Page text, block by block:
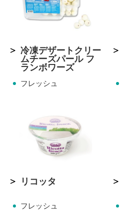
冷凍デザートクリー
ムチーズパール フ
ランボワーズ
フレッシュ
リコッタ
フレッシュ